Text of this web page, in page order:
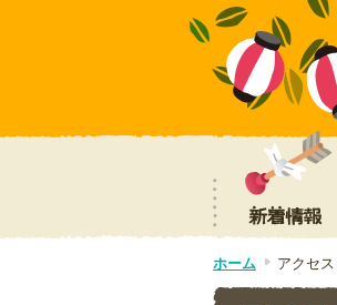
ホーム アクセス